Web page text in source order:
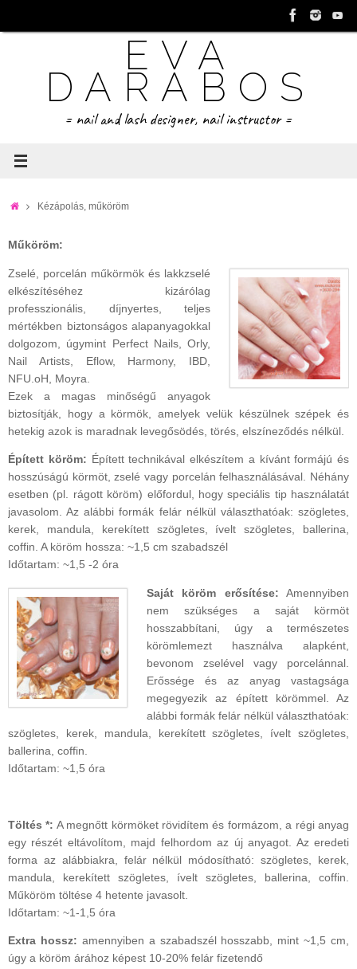
EVA
DARABOS
= nail and lash designer, nail instructor =
HomeKézápolás, műköröm
Műköröm:
Zselé, porcelán műkörmök és lakkzselé
elkészítéséhez kizárólag
professzionális, díjnyertes, teljes
mértékben biztonságos alapanyagokkal
dolgozom, úgymint Perfect Nails, Orly,
Nail Artists, Eflow, Harmony, IBD,
NFU.oH, Moyra.
Ezek a magas minőségű anyagok
biztosítják, hogy a körmök, amelyek velük készülnek szépek és
hetekig azok is maradnak levegősödés, törés, elszíneződés nélkül.
Épített köröm: Épített technikával elkészítem a kívánt formájú és
hosszúságú körmöt, zselé vagy porcelán felhasználásával. Néhány
esetben (pl. rágott köröm) előfordul, hogy speciális tip használatát
javasolom. Az alábbi formák felár nélkül választhatóak: szögletes,
kerek, mandula, kerekített szögletes, ívelt szögletes, ballerina,
coffin. A köröm hossza: ~1,5 cm szabadszél
Időtartam: ~1,5 -2 óra
Saját köröm erősítése: Amennyiben
nem szükséges a saját körmöt
hosszabbítani, úgy a természetes
körömlemezt használva alapként,
bevonom zselével vagy porcelánnal.
Erőssége és az anyag vastagsága
megegyezik az épített körömmel. Az
alábbi formák felár nélkül választhatóak:
szögletes, kerek, mandula, kerekített szögletes, ívelt szögletes,
ballerina, coffin.
Időtartam: ~1,5 óra
Töltés *: A megnőtt körmöket rövidítem és formázom, a régi anyag
egy részét eltávolítom, majd felhordom az új anyagot. Az eredeti
forma az alábbiakra, felár nélkül módosítható: szögletes, kerek,
mandula, kerekített szögletes, ívelt szögletes, ballerina, coffin.
Műköröm töltése 4 hetente javasolt.
Időtartam: ~1-1,5 óra
Extra hossz: amennyiben a szabadszél hosszabb, mint ~1,5 cm,
úgy a köröm árához képest 10-20% felár fizetendő